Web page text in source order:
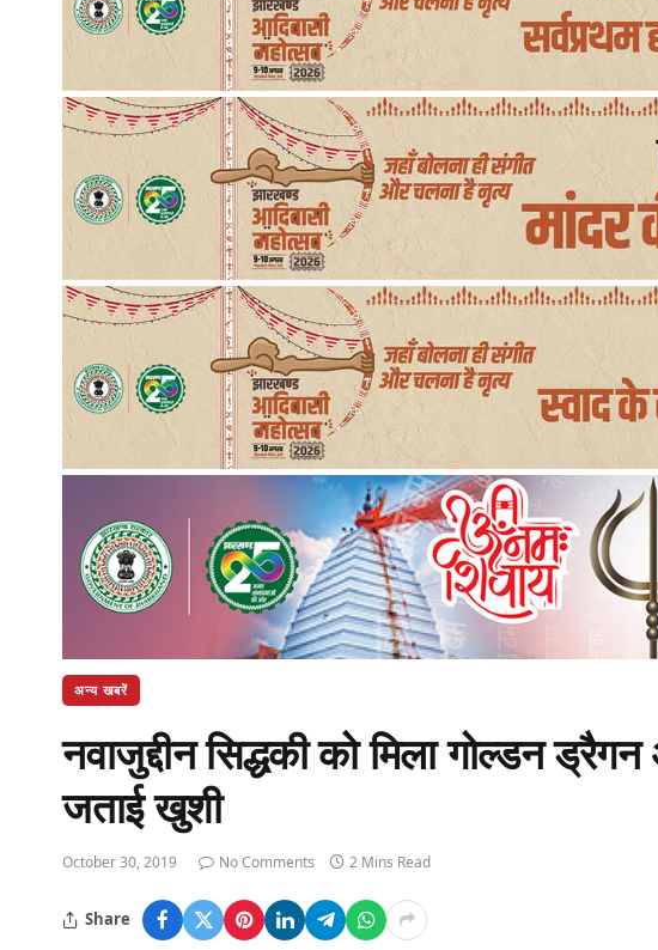
अन्य खबरें
नवाजुद्दीन सिद्धकी को मिला गोल्डन
जताई खुशी
October 30, 2019 No Comments 2 Mins Read
Share